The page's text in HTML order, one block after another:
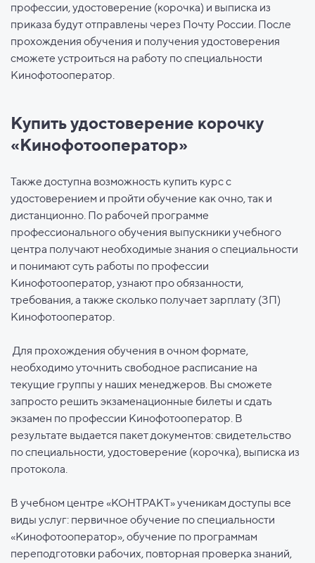
профессии, удостоверение (корочка) и выписка из
приказа будут отправлены через Почту России. После
прохождения обучения и получения удостоверения
сможете устроиться на работу по специальности
Кинофотооператор.
Купить удостоверение корочку
«Кинофотооператор»
Также доступна возможность купить курс с
удостоверением и пройти обучение как очно, так и
дистанционно. По рабочей программе
профессионального обучения выпускники учебного
центра получают необходимые знания о специальности
и понимают суть работы по профессии
Кинофотооператор, узнают про обязанности,
требования, а также сколько получает зарплату (ЗП)
Кинофотооператор.
Для прохождения обучения в очном формате,
необходимо уточнить свободное расписание на
текущие группы у наших менеджеров. Вы сможете
запросто решить экзаменационные билеты и сдать
экзамен по профессии Кинофотооператор. В
результате выдается пакет документов: свидетельство
по специальности, удостоверение (корочка), выписка из
протокола.
В учебном центре «КОНТРАКТ» ученикам доступы все
виды услуг: первичное обучение по специальности
«Кинофотооператор», обучение по программам
переподготовки рабочих, повторная проверка знаний,